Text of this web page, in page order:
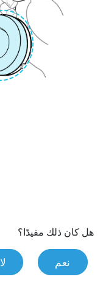
هل كان ذلك مفيدًا؟
نعم لا